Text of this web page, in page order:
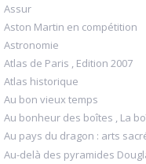
Assur
Aston Martin en compétition
Astronomie
Atlas de Paris , Edition 2007
Atlas historique
Au bon vieux temps
Au bonheur des boîtes , La
Au pays du dragon : arts
Au-delà des pyramides